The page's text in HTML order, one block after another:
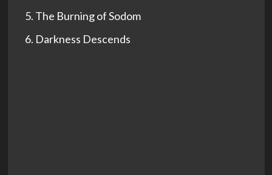
The Burning of Sodom
Darkness Descends